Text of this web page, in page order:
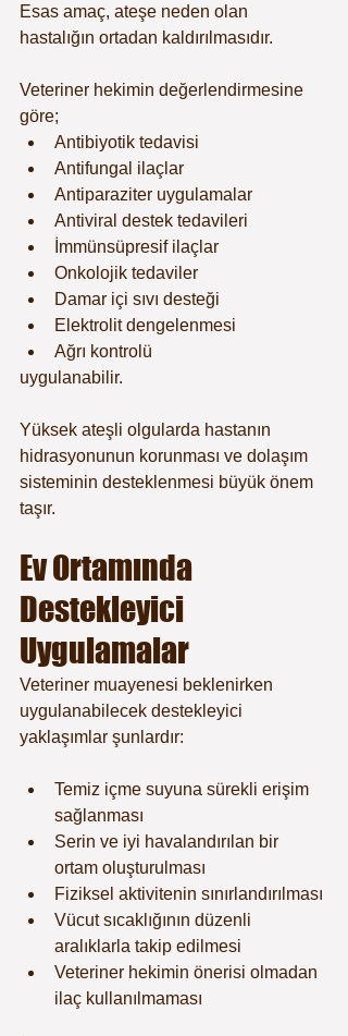
Esas amaç, ateşe neden olan
hastalığın ortadan kaldırılmasıdır.
Veteriner hekimin değerlendirmesine
göre;
Antibiyotik tedavisi
Antifungal ilaçlar
Antiparaziter uygulamalar
Antiviral destek tedavileri
İmmünsüpresif ilaçlar
Onkolojik tedaviler
Damar içi sıvı desteği
Elektrolit dengelenmesi
Ağrı kontrolü
uygulanabilir.
Yüksek ateşli olgularda hastanın
hidrasyonunun korunması ve dolaşım
sisteminin desteklenmesi büyük önem
taşır.
Ev Ortamında
Destekleyici
Uygulamalar
Veteriner muayenesi beklenirken
uygulanabilecek destekleyici
yaklaşımlar şunlardır:
Temiz içme suyuna sürekli erişim
sağlanması
Serin ve iyi havalandırılan bir
ortam oluşturulması
Fiziksel aktivitenin sınırlandırılması
Vücut sıcaklığının düzenli
aralıklarla takip edilmesi
Veteriner hekimin önerisi olmadan
ilaç kullanılmaması